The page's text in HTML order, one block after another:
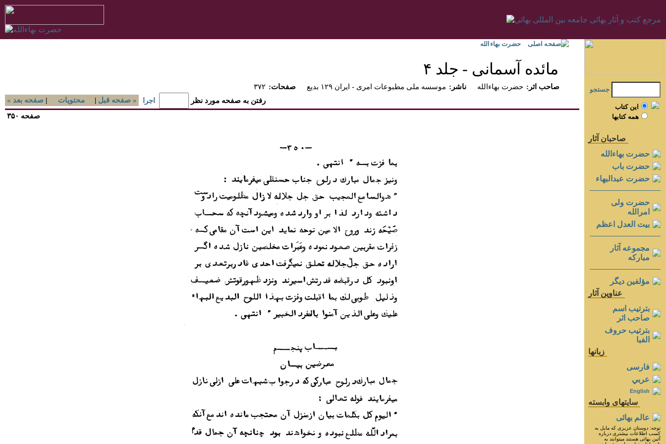
صفحه اصلی حضرت بهاءالله
مائده آسمانى - جلد ۴
۳۷۲ :صفحات موسسه ملی مطبوعات امری - ايران ۱۲۹ بديع :ناشر حضرت بهاءالله
:صاحب اثر
« صفحه بعد | محتويات | صفحه قبل » رفتن به صفحه مورد نظر
اجرا
جستجو
اين کتاب
همه کتابها
صاحبان آثار
حضرت بهاءالله
حضرت باب
حضرت عبدالبهاء
حضرت ولی
امرالله
بيت العدل اعظم
مجموعه آثار
مباركه
مؤلفين ديگر
عناوين آثار
بترتيب اسم
صاحب اثر
بترتيب حروف
الفبا
زبانها
فارسی
عربي
English
سايتهای وابسته
عالم بهائی
توجه: دوستان عزيزى كه مايل به
كسب اطلاعات بيشترى درباره
آئين بهائى هستند ميتوانند به